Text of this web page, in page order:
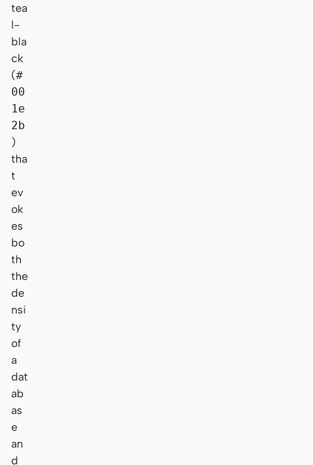
tea
l-
bla
ck
(#
00
1e
2b
)
tha
t
ev
ok
es
bo
th
the
de
nsi
ty
of
a
dat
ab
as
e
an
d